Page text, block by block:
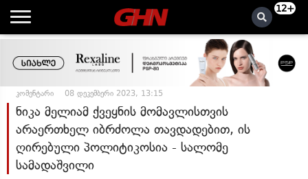
12+
კომენტარი 08 დეკემბერი 2023, 13:15
ნიკა მელიამ ქვეყნის მომავლისთვის
არაერთხელ იბრძოლა თავდადებით, ის
ღირებული პოლიტიკოსია - სალომე
სამადაშვილი